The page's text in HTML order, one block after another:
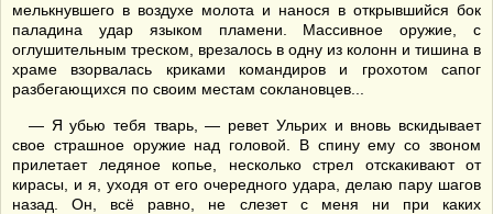
мелькнувшего в воздухе молота и нанося в открывшийся бок
паладина удар языком пламени. Массивное оружие, с
оглушительным треском, врезалось в одну из колонн и тишина в
храме взорвалась криками командиров и грохотом сапог
разбегающихся по своим местам соклановцев...
— Я убью тебя тварь, — ревет Ульрих и вновь вскидывает
свое страшное оружие над головой. В спину ему со звоном
прилетает ледяное копье, несколько стрел отскакивают от
кирасы, и я, уходя от его очередного удара, делаю пару шагов
назад. Он, всё равно, не слезет с меня ни при каких